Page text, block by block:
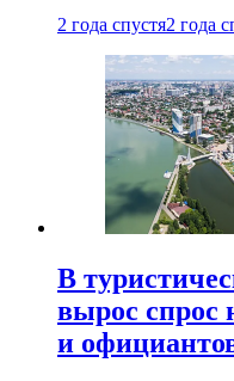
2 года спустя2 года
В
вырос спрос
и